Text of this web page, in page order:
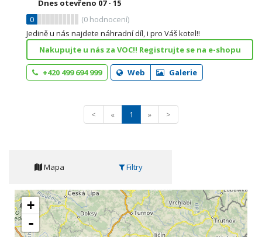
Dnes otevřeno 07 - 15
0
(0 hodnocení)
Jedině u nás najdete náhradní díl, i pro Váš kotel!!
Nakupujte u nás za VOC!! Registrujte se na e-shopu
+420 499 694 999 Web Galerie
< « 1 » >
Mapa Filtry
+
-